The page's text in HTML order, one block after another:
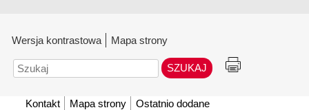
Wersja kontrastowa Mapa strony
Szukaj
Kontakt Mapa strony
Ostatnio dodane